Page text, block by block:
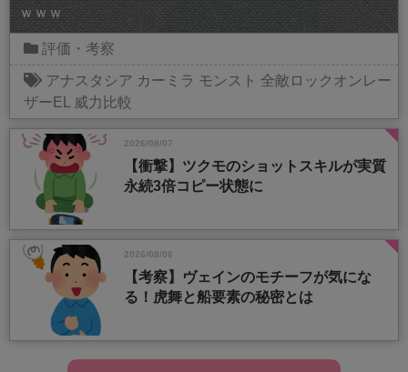
ｗｗｗ
評価・考察
アナスタシア カーミラ モンスト 全敵ロックオンレー
ザーEL
威力比較
2026/08/07
【衝撃】ツクモのショットスキルが実質
永続3倍コピー状態に
2026/08/06
【考察】ヴェインのモチーフが気にな
る！虎舞と船要素の秘密とは